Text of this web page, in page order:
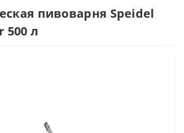
пивоварня Speidel
500 л